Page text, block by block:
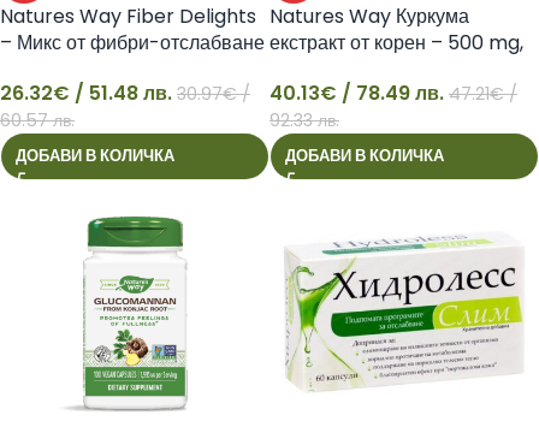
26
Natures Way Fiber Delights
– Микс от фибри-отслабване
26.32€ / 51.48 лв. 30.97€/
60.57 лв.
ДОБАВИ В КОЛИЧКА
40
Natures Way Куркума
екстракт от корен – 500 mg,
40.13€ / 78.49 лв. 47.21€/
92.33 лв.
ДОБАВИ В КОЛИЧКА